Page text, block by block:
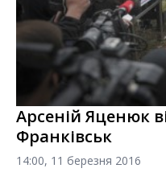
Арсеній Яценюк
Франківськ
14:00, 11 березня 2016